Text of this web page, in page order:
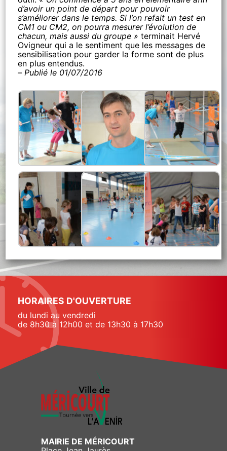
d’avoir un point de départ pour pouvoir
s’améliorer dans le temps. Si l’on refait un test en
CM1 ou CM2, on pourra mesurer l’évolution de
chacun, mais aussi du groupe » terminait Hervé
Ovigneur qui a le sentiment que les messages de
sensibilisation pour garder la forme sont de plus
en plus entendus.
–Publié le 01/07/2016
HORAIRES D'OUVERTURE
du lundi au vendredi
de 8h30 à 12h00 et de 13h30 à 17h30
MAIRIE DE MÉRICOURT